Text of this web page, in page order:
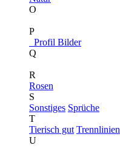
O
P
Profil Bilder
Q
R
Rosen
S
Sonstiges Sprüche
T
Tierisch gut Trennlinien
U